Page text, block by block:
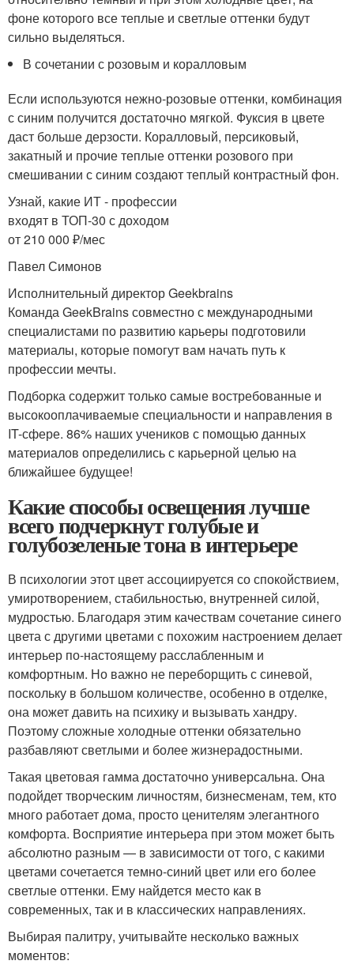
фоне которого все теплые и светлые оттенки будут
сильно выделяться.
В сочетании с розовым и коралловым
Если используются нежно-розовые оттенки, комбинация
с синим получится достаточно мягкой. Фуксия в цвете
даст больше дерзости. Коралловый, персиковый,
закатный и прочие теплые оттенки розового при
смешивании с синим создают теплый контрастный фон.
Узнай, какие ИТ - профессии
входят в ТОП-30 с доходом
от 210 000 ₽/мес
Павел Симонов
Исполнительный директор Geekbrains
Команда GeekBrains совместно с международными
специалистами по развитию карьеры подготовили
материалы, которые помогут вам начать путь к
профессии мечты.
Подборка содержит только самые востребованные и
высокооплачиваемые специальности и направления в
IT-сфере. 86% наших учеников с помощью данных
материалов определились с карьерной целью на
ближайшее будущее!
Какие способы освещения лучше
всего подчеркнут голубые и
голубозеленые тона в интерьере
В психологии этот цвет ассоциируется со спокойствием,
умиротворением, стабильностью, внутренней силой,
мудростью. Благодаря этим качествам сочетание синего
цвета с другими цветами с похожим настроением делает
интерьер по-настоящему расслабленным и
комфортным. Но важно не переборщить с синевой,
поскольку в большом количестве, особенно в отделке,
она может давить на психику и вызывать хандру.
Поэтому сложные холодные оттенки обязательно
разбавляют светлыми и более жизнерадостными.
Такая цветовая гамма достаточно универсальна. Она
подойдет творческим личностям, бизнесменам, тем, кто
много работает дома, просто ценителям элегантного
комфорта. Восприятие интерьера при этом может быть
абсолютно разным — в зависимости от того, с какими
цветами сочетается темно-синий цвет или его более
светлые оттенки. Ему найдется место как в
современных, так и в классических направлениях.
Выбирая палитру, учитывайте несколько важных
моментов: